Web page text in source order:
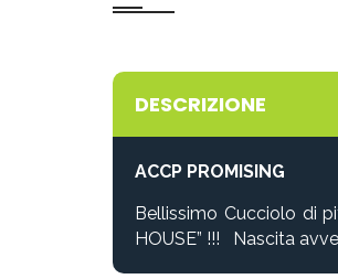
DESCRIZIONE
ACCP PROMISING
Bellissimo Cucciolo di
HOUSE” !!! Nascita